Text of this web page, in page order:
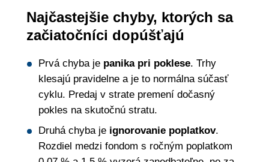
Najčastejšie chyby, ktorých sa
začiatočníci dopúšťajú
Prvá chyba je panika pri poklese. Trhy
klesajú pravidelne a je to normálna súčasť
cyklu. Predaj v strate premení dočasný
pokles na skutočnú stratu.
Druhá chyba je ignorovanie poplatkov.
Rozdiel medzi fondom s ročným poplatkom